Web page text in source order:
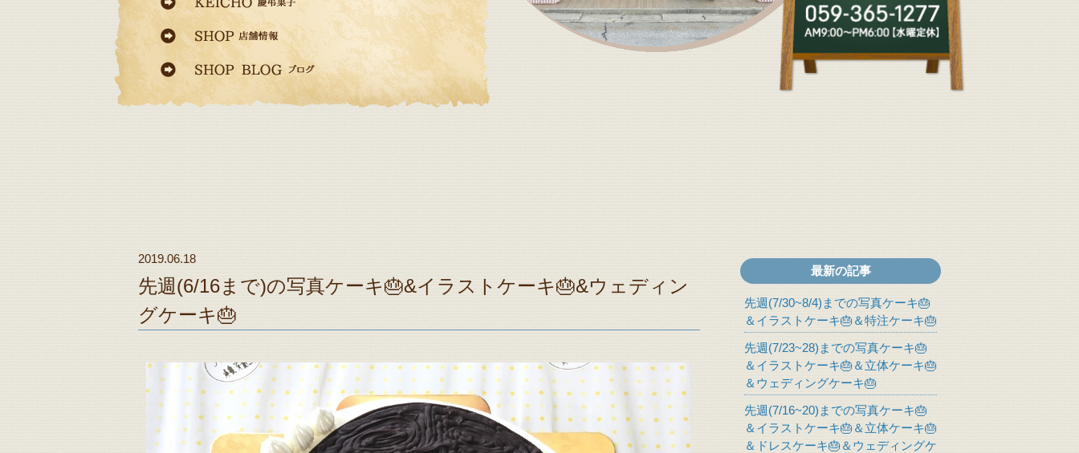
2019.06.18
先週(6/16まで)の写真ケーキ🎂&イラストケーキ🎂&ウェディン
グケーキ🎂
最新の記事
先週(7/30~8/4)までの写真ケーキ🎂
＆イラストケーキ🎂＆特注ケーキ🎂
先週(7/23~28)までの写真ケーキ🎂
＆イラストケーキ🎂＆立体ケーキ🎂
＆ウェディングケーキ🎂
先週(7/16~20)までの写真ケーキ🎂
＆イラストケーキ🎂＆立体ケーキ🎂
＆ドレスケーキ🎂＆ウェディングケ